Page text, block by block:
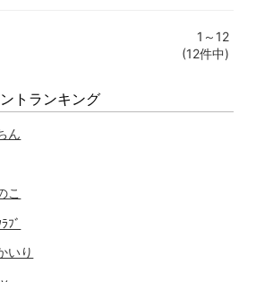
1～12
(12件中)
トランキング
ん
こ
ﾌﾞ
いり